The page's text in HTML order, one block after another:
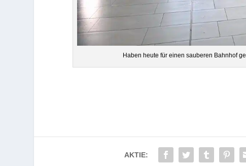
Haben heute für einen sau­be­ren Bahn­hof
AKTIE: